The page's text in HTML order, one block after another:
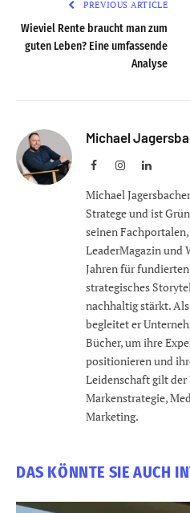
PREVIOUS ARTICLE
Wieviel Rente braucht man zum
guten Leben? Eine umfassende
Analyse
Michael
FacebookInstagramLinkedIn
Michael
Stratege und ist
seinen
LeaderMagazin und
Jahren für
strategisches
nachhaltig stärkt.
begleitet er
Bücher, um ihre
positionieren und
Leidenschaft gilt
Markenstrategie,
Marketing.
DAS KÖNNTE SIE AUCH